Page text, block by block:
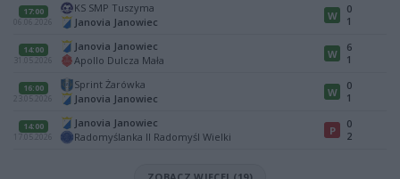
17:00
06.06.2026
KS SMP Tuszyma
Janovia Janowiec
W
0
1
14:00
31.05.2026
Janovia Janowiec
Apollo Dulcza Mała
W
6
1
16:00
23.05.2026
Sprint Żarówka
Janovia Janowiec
W
0
1
14:00
17.05.2026
Janovia Janowiec
Radomyślanka II Radomyśl Wielki
P
0
2